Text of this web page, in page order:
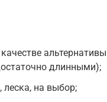
длинными);
леска, на выбор;